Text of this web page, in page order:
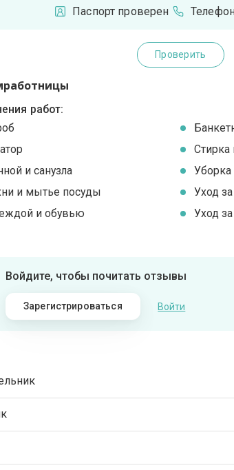
Паспорт проверен
Проверить
работ:
Стирка
и санузла
и мытье посуды
Уход
и обувью
Уход
Войдите, чтобы почитать отзывы
Зарегистрироваться Войти